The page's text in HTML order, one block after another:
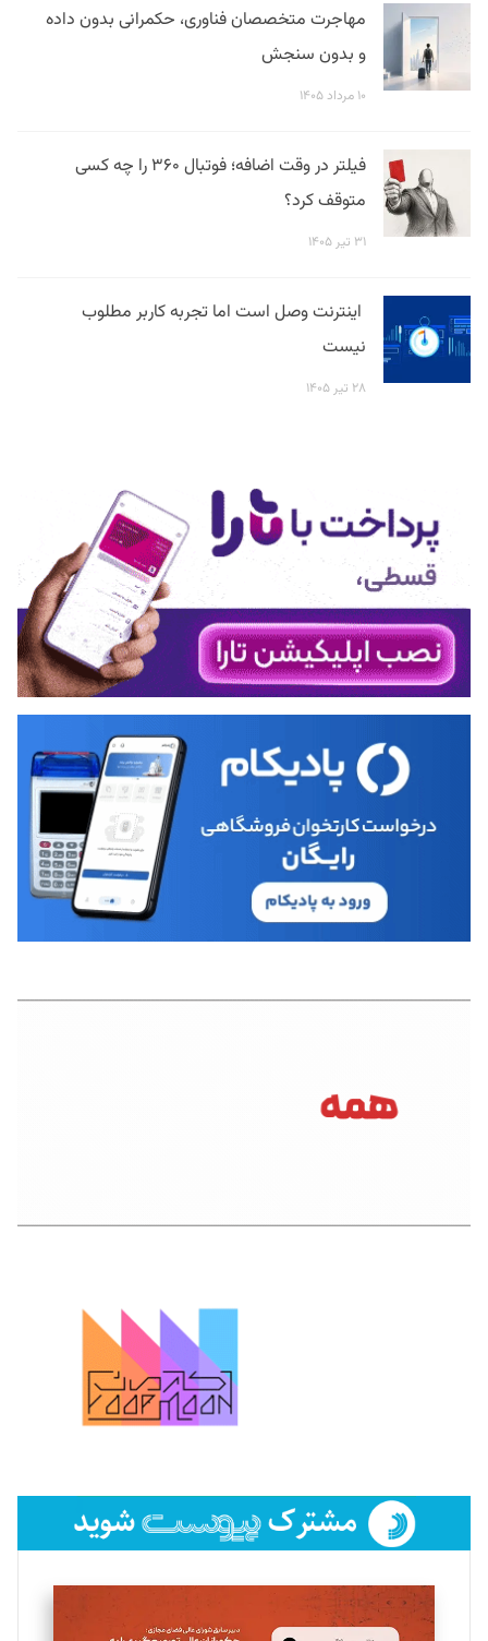
مهاجرت متخصصان فناوری، حکمرانی بدون داده
و بدون سنجش
۱۰ مرداد ۱۴۰۵
فیلتر در وقت اضافه؛ فوتبال ۳۶۰ را چه کسی
متوقف کرد؟
۳۱ تیر ۱۴۰۵
اینترنت وصل است اما تجربه کاربر مطلوب
نیست
۲۸ تیر ۱۴۰۵